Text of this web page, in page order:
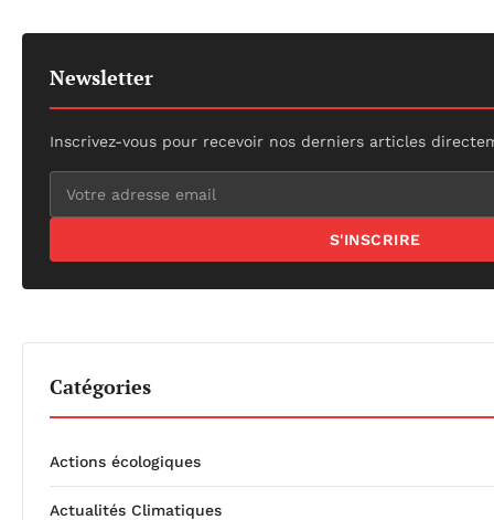
Newsletter
Inscrivez-vous pour recevoir nos derniers articles
S'INSCRIRE
Catégories
Actions écologiques
Actualités Climatiques